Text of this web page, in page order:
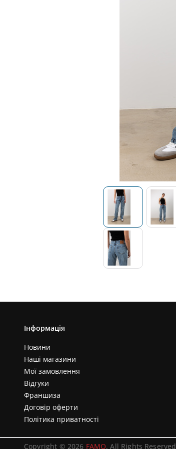
Інформація
Новини
Наші магазини
Мої замовлення
Відгуки
Франшиза
Договір оферти
Політика приватності
Copyright © 2026 FAMO. All Rights Reserved